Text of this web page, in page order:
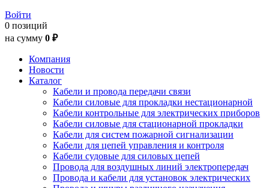
Войти
0 позиций
на сумму 0 ₽
Компания
Новости
Каталог
Кабели и провода передачи связи
Кабели силовые для прокладки нестационарной
Кабели контрольные для электрических приборов
Кабели силовые для стационарной прокладки
Кабели для систем пожарной сигнализации
Кабели для цепей управления и контроля
Кабели судовые для силовых цепей
Провода для воздушных линий электропередач
Провода и кабели для установок электрических